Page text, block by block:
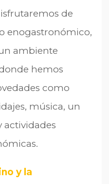
de
enogastronómico,
ambiente
hemos
como
música, un
actividades
y la